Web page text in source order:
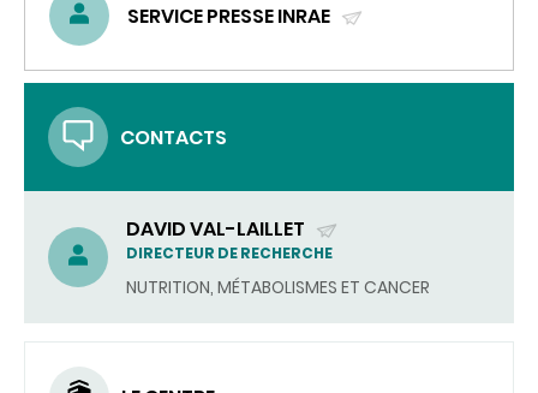
SERVICE PRESSE INRAE
UN
CONTACTS
DAVID VAL-LAILLET
(ENVOYER
UN
DIRECTEUR DE RECHERCHE
NUTRITION, MÉTABOLISMES ET CANCER